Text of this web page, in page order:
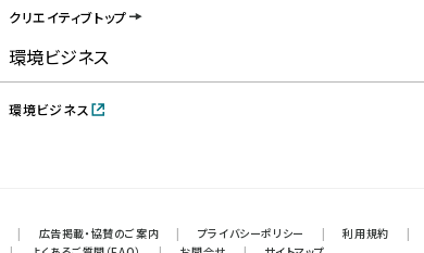
クリエイティブトップ
環境ビジネス
環境ビジネス
| 広告掲載・協賛のご案内 | プライバシーポリシー | 利用規約
|